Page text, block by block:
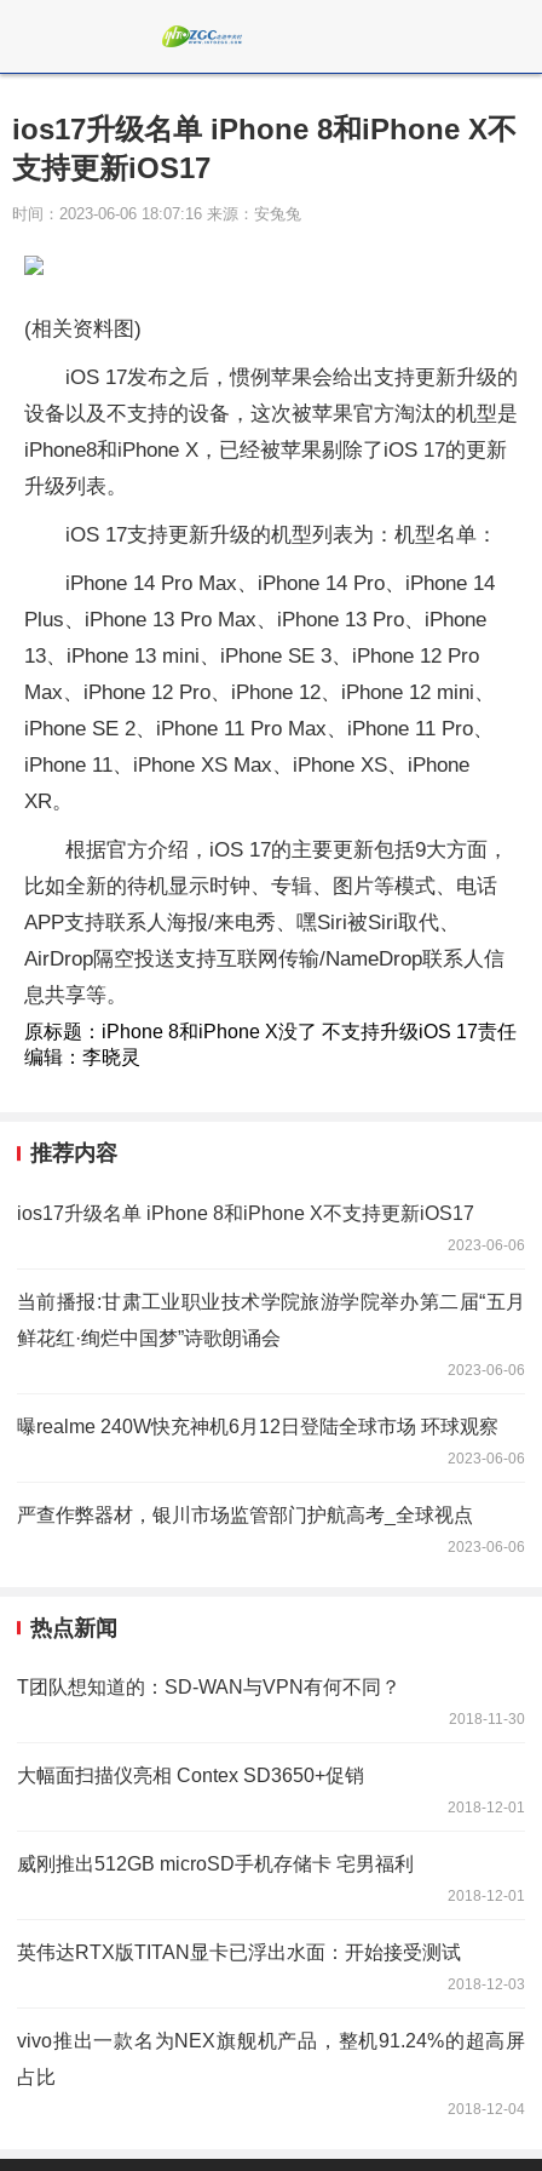
ios17升级名单 iPhone 8和iPhone X不
支持更新iOS17
时间：2023-06-06 18:07:16 来源：安兔兔
(相关资料图)
iOS 17发布之后，惯例苹果会给出支持更新升级的
设备以及不支持的设备，这次被苹果官方淘汰的机型是
iPhone8和iPhone X，已经被苹果剔除了iOS 17的更新
升级列表。
iOS 17支持更新升级的机型列表为：机型名单：
iPhone 14 Pro Max、iPhone 14 Pro、iPhone 14
Plus、iPhone 13 Pro Max、iPhone 13 Pro、iPhone
13、iPhone 13 mini、iPhone SE 3、iPhone 12 Pro
Max、iPhone 12 Pro、iPhone 12、iPhone 12 mini、
iPhone SE 2、iPhone 11 Pro Max、iPhone 11 Pro、
iPhone 11、iPhone XS Max、iPhone XS、iPhone
XR。
根据官方介绍，iOS 17的主要更新包括9大方面，
比如全新的待机显示时钟、专辑、图片等模式、电话
APP支持联系人海报/来电秀、嘿Siri被Siri取代、
AirDrop隔空投送支持互联网传输/NameDrop联系人信
息共享等。
原标题：iPhone 8和iPhone X没了 不支持升级iOS 17责任
编辑：李晓灵
推荐内容
ios17升级名单 iPhone 8和iPhone X不支持更新iOS17
2023-06-06
当前播报:甘肃工业职业技术学院旅游学院举办第二届“五月
鲜花红·绚烂中国梦”诗歌朗诵会
2023-06-06
曝realme 240W快充神机6月12日登陆全球市场 环球观察
2023-06-06
严查作弊器材，银川市场监管部门护航高考_全球视点
2023-06-06
热点新闻
T团队想知道的：SD-WAN与VPN有何不同？
2018-11-30
大幅面扫描仪亮相 Contex SD3650+促销
2018-12-01
威刚推出512GB microSD手机存储卡 宅男福利
2018-12-01
英伟达RTX版TITAN显卡已浮出水面：开始接受测试
2018-12-03
vivo推出一款名为NEX旗舰机产品，整机91.24%的超高屏
占比
2018-12-04